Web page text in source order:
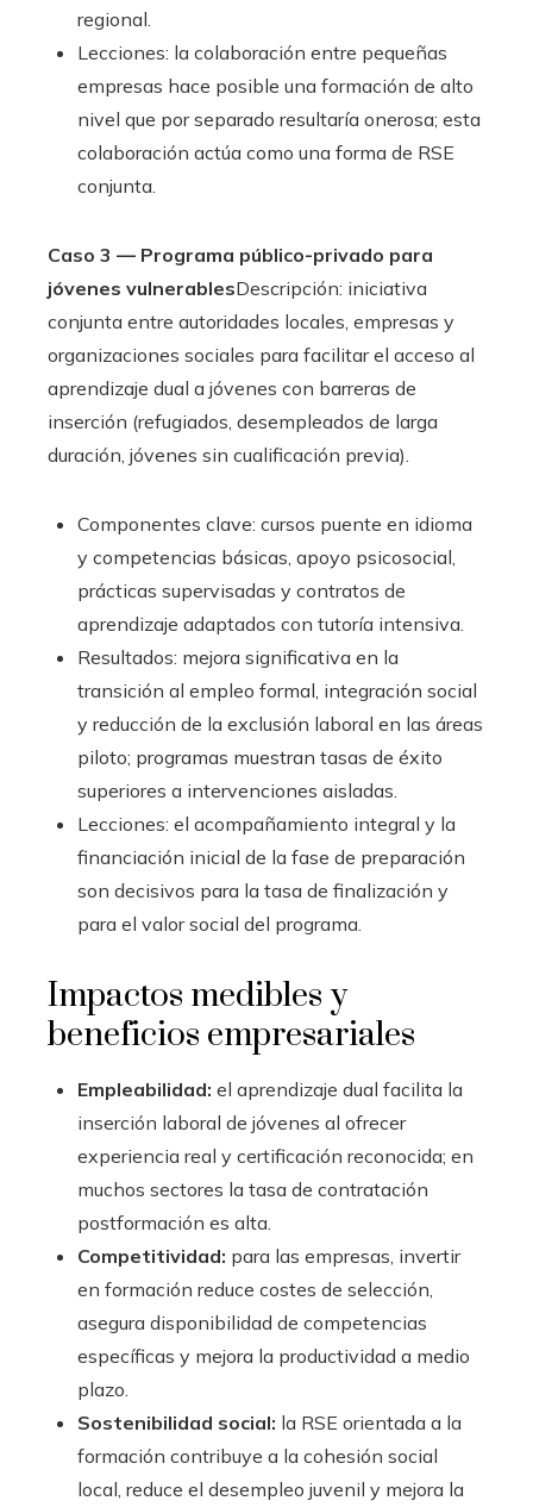
regional.
Lecciones: la colaboración entre pequeñas
empresas hace posible una formación de alto
nivel que por separado resultaría onerosa; esta
colaboración actúa como una forma de RSE
conjunta.
Caso 3 — Programa público-privado para
jóvenes vulnerablesDescripción: iniciativa
conjunta entre autoridades locales, empresas y
organizaciones sociales para facilitar el acceso al
aprendizaje dual a jóvenes con barreras de
inserción (refugiados, desempleados de larga
duración, jóvenes sin cualificación previa).
Componentes clave: cursos puente en idioma
y competencias básicas, apoyo psicosocial,
prácticas supervisadas y contratos de
aprendizaje adaptados con tutoría intensiva.
Resultados: mejora significativa en la
transición al empleo formal, integración social
y reducción de la exclusión laboral en las áreas
piloto; programas muestran tasas de éxito
superiores a intervenciones aisladas.
Lecciones: el acompañamiento integral y la
financiación inicial de la fase de preparación
son decisivos para la tasa de finalización y
para el valor social del programa.
Impactos medibles y
beneficios empresariales
Empleabilidad: el aprendizaje dual facilita la
inserción laboral de jóvenes al ofrecer
experiencia real y certificación reconocida; en
muchos sectores la tasa de contratación
postformación es alta.
Competitividad: para las empresas, invertir
en formación reduce costes de selección,
asegura disponibilidad de competencias
específicas y mejora la productividad a medio
plazo.
Sostenibilidad social: la RSE orientada a la
formación contribuye a la cohesión social
local, reduce el desempleo juvenil y mejora la